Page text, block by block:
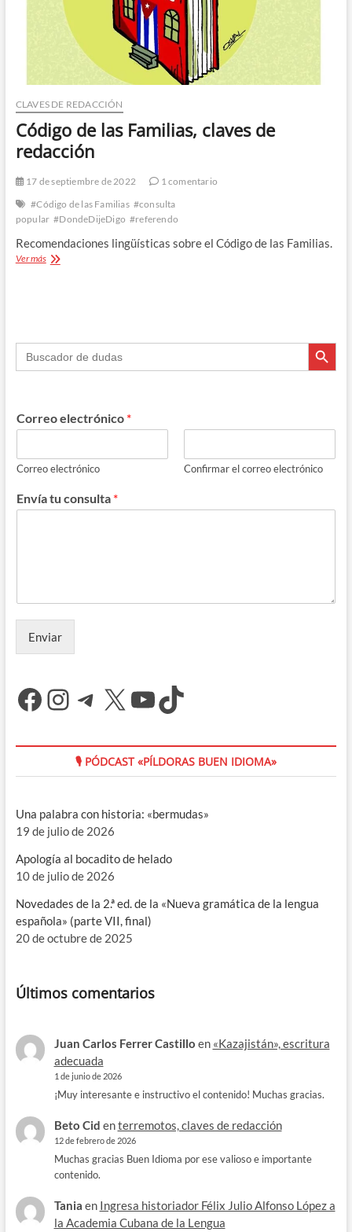
CLAVES DE REDACCIÓN
Código de las Familias, claves de
redacción
17 de septiembre de 2022
1 comentario
#Código de las Familias #consulta
popular #DondeDijeDigo #referendo
Recomendaciones lingüísticas sobre el Código de las Familias.
Ver másCódigo
redacción
Buscar: Botón de
Correo electrónico *
Correo electrónico Confirmar el correo electrónico
Envía tu consulta *
Enviar
Facebook
Instagram
Telegram
X YouTube
TikTok
🎙 PÓDCAST «PÍLDORAS BUEN IDIOMA»
Una palabra con historia: «bermudas»
19 de julio de 2026
Apología al bocadito de helado
10 de julio de 2026
Novedades de la 2.ª ed. de la «Nueva gramática de la lengua
española» (parte VII, final)
20 de octubre de 2025
Últimos comentarios
Juan Carlos Ferrer Castillo en «Kazajistán», escritura
adecuada
1 de junio de 2026
¡Muy interesante e instructivo el contenido! Muchas gracias.
Beto Cid enterremotos, claves de redacción
12 de febrero de 2026
Muchas gracias Buen Idioma por ese valioso e importante
contenido.
Tania en Ingresa historiador Félix Julio Alfonso López a
la Academia Cubana de la Lengua